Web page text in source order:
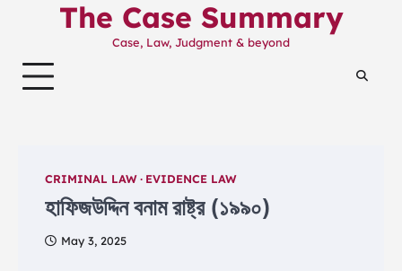
The Case Summary
Case, Law, Judgment & beyond
CRIMINAL LAW EVIDENCE LAW
হাফিজউদ্দিন বনাম রাষ্ট্র (১৯৯০)
May 3, 2025